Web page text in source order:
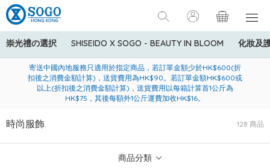
崇光禮の選択 SHISEIDO X SOGO - BEAUTY IN BLOOM 化妝及
美國運通Explorer®信用卡會員購物禮遇：高達5%簽賬回贈！
購買一般貨品(冷凍食品除外)滿$600，可享免費送貨服務
寄送中國內地服務只適用於指定商品，若訂單金額少於HK$600(折
扣後之消費金額計算)，送貨費用為HK$90。若訂單金額HK$600或
以上(折扣後之消費金額計算)，送貨費用以每箱計算首1公斤為
HK$75，其後每額外1公斤運費加收HK$16。
時尚服飾 128 商品
商品分類